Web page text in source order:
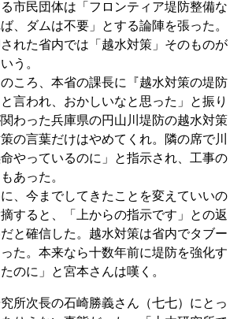
市民団体は「フロンティア堤防整備な
、ダムは不要」とする論陣を張った。
れた省内では「越水対策」そのものが
う。
ころ、本省の課長に『越水対策の堤防
言われ、おかしいなと思った」と振り
わった兵庫県の円山川堤防の越水対策
の言葉だけはやめてくれ。隣の席で川
やっているのに」と指示され、工事の
あった。
、今までしてきたことを変えていいの
すると、「上からの指示です」との返
と確信した。越水対策は省内でタブー
た。本来なら十数年前に堤防を強化す
のに」と宮本さんは嘆く。
所次長の石崎勝義さん（七七）にとっ